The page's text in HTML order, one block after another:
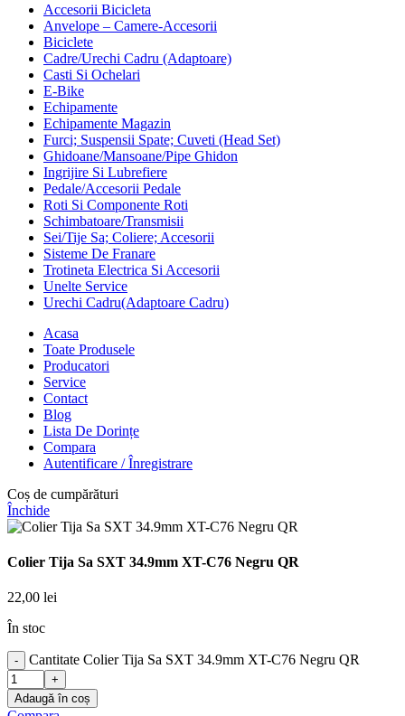
Accesorii Bicicleta
Anvelope – Camere-Accesorii
Biciclete
Cadre/Urechi Cadru (Adaptoare)
Casti Si Ochelari
E-Bike
Echipamente
Echipamente Magazin
Furci; Suspensii Spate; Cuveti (Head Set)
Ghidoane/Mansoane/Pipe Ghidon
Ingrijire Si Lubrefiere
Pedale/Accesorii Pedale
Roti Si Componente Roti
Schimbatoare/Transmisii
Sei/Tije Sa; Coliere; Accesorii
Sisteme De Franare
Trotineta Electrica Si Accesorii
Unelte Service
Urechi Cadru(Adaptoare Cadru)
Acasa
Toate Produsele
Producatori
Service
Contact
Blog
Lista De Dorințe
Compara
Autentificare / Înregistrare
Coș de cumpărături
Închide
Colier Tija Sa SXT 34.9mm XT-C76 Negru QR
22,00 lei
În stoc
Cantitate Colier Tija Sa SXT 34.9mm XT-C76 Negru QR
Adaugă în coș